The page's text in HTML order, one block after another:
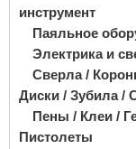
инструмент
Паяльное
Электрика и
Сверла /
Диски / Зубила /
Пены / Клеи /
Пистолеты